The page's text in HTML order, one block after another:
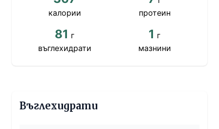
калории
протеин
81 г
въглехидрати
1 г
мазнини
Въглехидрати